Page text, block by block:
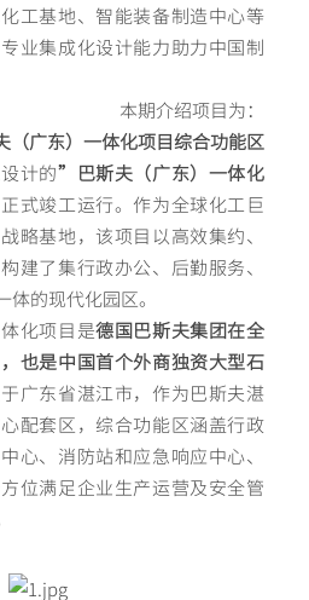
工基地、智能装备制造中心等
业集成化设计能力助力中国制
本期介绍项目为：
（广东）一体化项目综合功能区
计的”巴斯夫（广东）一体化
式竣工运行。作为全球化工巨
略基地，该项目以高效集约、
建了集行政办公、后勤服务、
的现代化园区。
化项目是德国巴斯夫集团在全
也是中国首个外商独资大型石
广东省湛江市，作为巴斯夫湛
配套区，综合功能区涵盖行政
心、消防站和应急响应中心、
位满足企业生产运营及安全管